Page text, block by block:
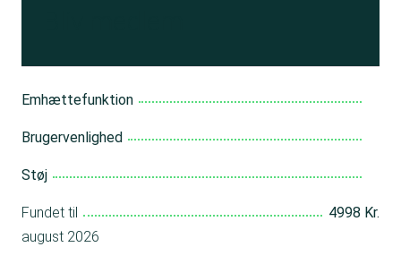
Emhættefunktion
Brugervenlighed
Støj
Fundet til
4998 Kr.
august 2026